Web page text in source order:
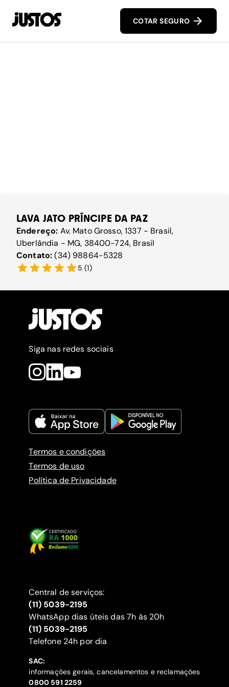
COTAR SEGURO
LAVA JATO PRÍNCIPE DA PAZ
Endereço: Av. Mato Grosso, 1337 - Brasil,
Uberlândia - MG, 38400-724, Brasil
Contato:(34) 98864-5328
5 (1)
Siga nas redes sociais
Termos e condições
Termos de uso
Política de Privacidade
Central de serviços:
(11) 5039-2195
WhatsApp dias úteis das 7h às 20h
(11) 5039-2195
‍Telefone 24h por dia
SAC:
informações gerais, cancelamentos e reclamações
‍0800 591 2259